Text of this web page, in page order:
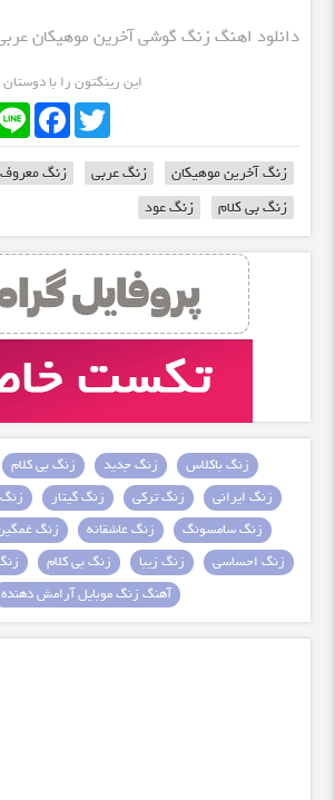
دانلود اهنگ زنگ گوشی آخرین موهیکان عربی
این رینگتون را با
Line
FacebookTwitter
زنگ آخرین موهیکان زنگ عربی زنگ معروف
زنگ بی کلام
زنگ عود
زنگ باکلاس زنگ جدید زنگ بی کلام
زنگ ایرانی
زنگ ترکی زنگ گیتار زنگ
زنگ سامسونگ
زنگ عاشقانه زنگ
زنگ احساسی
زنگ زیبا زنگ بی کلام
آهنگ زنگ موبایل آرامش دهنده